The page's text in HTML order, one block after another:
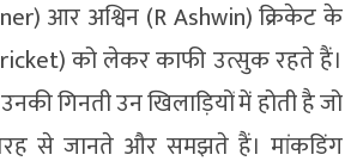
आर अश्विन (R Ashwin) क्रिकेट के
को लेकर काफी उत्सुक रहते हैं।
गिनती उन खिलाड़ियों में होती है जो
से जानते और समझते हैं। मांकडिंग